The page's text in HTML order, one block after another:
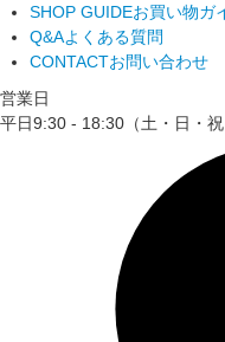
SHOP GUIDEお買い物ガ
Q&Aよくある質問
CONTACTお問い合わせ
営業日
平日9:30 - 18:30（土・日・祝